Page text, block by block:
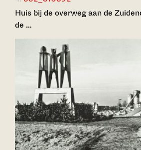
Huis bij de overweg aan de
de …